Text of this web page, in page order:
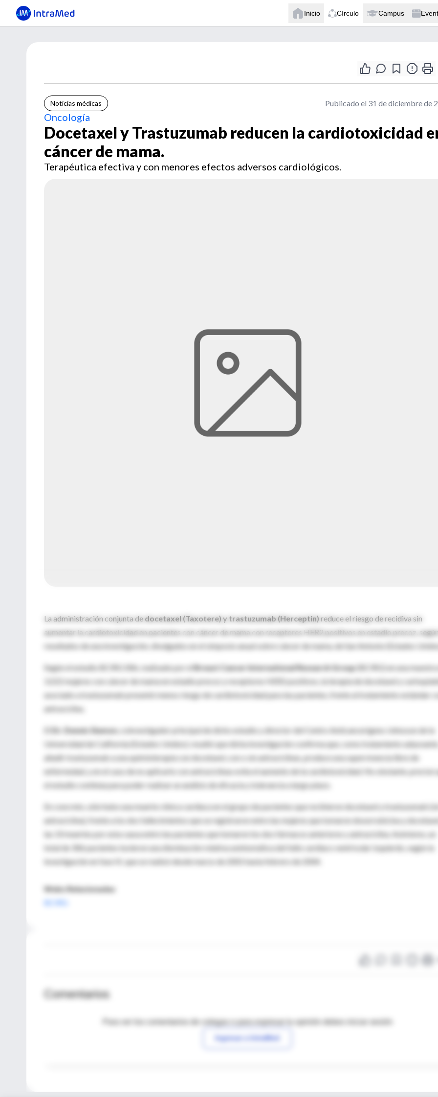
Inicio Círculo Campus
Noticias médicas Publicado el 31 de diciembre de
Oncología
Docetaxel y Trastuzumab reducen la cardiotoxicidad
cáncer de mama.
Terapéutica efectiva y con menores efectos adversos cardiológicos.
La administración conjunta de docetaxel (Taxotere) y trastuzumab (Herceptin) reduce el riesgo de recidiva sin
aumentar la cardiotoxicidad en pacientes con cáncer de mama con receptores HER2 positivos en estadio precoz,
resultados de una investigación, divulgados en el simposio anual sobre cáncer de mama, de San Antonio (Estados
Según el estudio BCIRG 006, realizado por elBreast Cancer International Research Group(BCIRG) en una muestra
3.222 mujeres con cáncer de mama en estadio precoz y receptores HER2 positivos, la terapia de docetaxel y
asociado a trastuzumab presentó menos riesgo de cardiotoxicidad para las pacientes, frente al tratamiento estándar
antraciclina.
Dr. Dennis Slamon, coinvestigador principal de dicho estudio y director del Centro Anticancerígeno Johnsson de la
Universidad de California (Estados Unidos), resaltó que dicha investigación confirma que, como tratamiento adyuvante,
añadir trastuzumab a una quimioterapia con docetaxel, con o sin antraciclinas, produce una supervivencia libre de
enfermedad, y en el caso de no aplicarlo con antraciclinas evita el aumento de la cardiotoxicidad. No obstante, precisó
el estudio continúa para poder realizar un análisis de eficacia y tolerancia a largo plazo.
En concreto, sólo hubo una muerte clínica cardíaca en el grupo de pacientes que recibieron docetaxel y trastuzumab (sin
antraciclina), frente a los dos fallecimientos que se registraron entre las mujeres que tomaron doxorrubicina y
las 10 muertes por esta causa entre las pacientes que tomaron los dos fármacos anteriores y antraciclina. Asimismo, un
total de 306 pacientes tuvieron una disminución relativa asintomática del fallo cardíaco ventricular izquierdo, según la
investigación en fase III, que se realizó desde marzo de 2001 hasta febrero de 2004.
Webs Relacionadas
BCIRG
Comentarios
Para ver los comentarios de colegas o para expresar tu opinión debes iniciar sesión
Ingresar a IntraMed